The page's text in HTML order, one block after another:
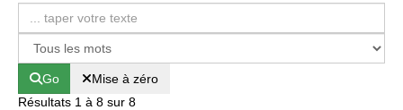
Go
Mise à zéro
Résultats 1 à 8 sur 8